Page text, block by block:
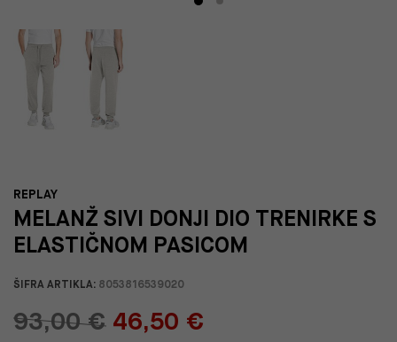
REPLAY
MELANŽ SIVI DONJI DIO TRENIRKE S
ELASTIČNOM PASICOM
ŠIFRA ARTIKLA: 8053816539020
93,00 € 46,50 €